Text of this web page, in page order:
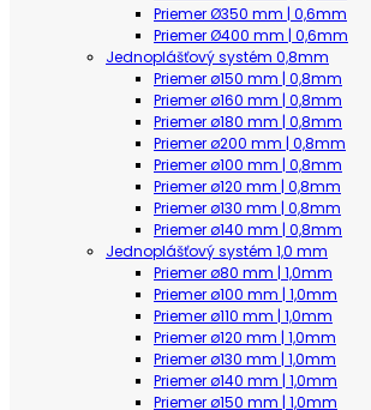
Priemer Ø350 mm | 0,6mm
Priemer Ø400 mm | 0,6mm
Jednoplášťový systém 0,8mm
Priemer ø150 mm | 0,8mm
Priemer ø160 mm | 0,8mm
Priemer ø180 mm | 0,8mm
Priemer ø200 mm | 0,8mm
Priemer ø100 mm | 0,8mm
Priemer ø120 mm | 0,8mm
Priemer ø130 mm | 0,8mm
Priemer ø140 mm | 0,8mm
Jednoplášťový systém 1,0 mm
Priemer ø80 mm | 1,0mm
Priemer ø100 mm | 1,0mm
Priemer ø110 mm | 1,0mm
Priemer ø120 mm | 1,0mm
Priemer ø130 mm | 1,0mm
Priemer ø140 mm | 1,0mm
Priemer ø150 mm | 1,0mm